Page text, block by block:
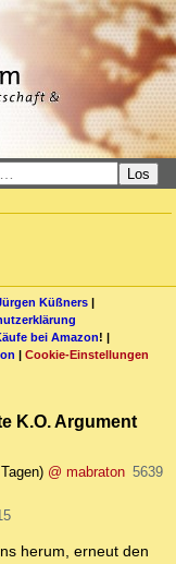
Los
Küßners |
bei Amazon! |
| Cookie-Einstellungen
K.O. Argument
@ mabraton 5639
herum, erneut den